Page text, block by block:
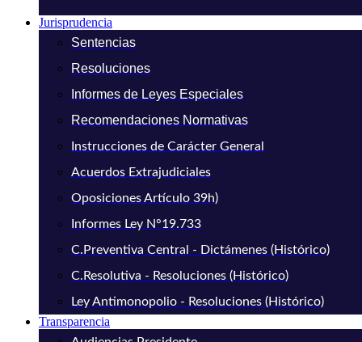
Jurisprudencia
Sentencias
Resoluciones
Informes de Leyes Especiales
Recomendaciones Normativas
Instrucciones de Carácter General
Acuerdos Extrajudiciales
Oposiciones Artículo 39h)
Informes Ley N°19.733
C.Preventiva Central - Dictámenes (Histórico)
C.Resolutiva - Resoluciones (Histórico)
Ley Antimonopolio - Resoluciones (Histórico)
Transparencia